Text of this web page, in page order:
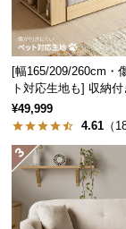
に
つ
い
て
開
梱
設
置
ー
お部屋のイ
[幅165/209/260cm・
ト対応生地も] 収納付
機能ソファ
¥49,999
4.61 （